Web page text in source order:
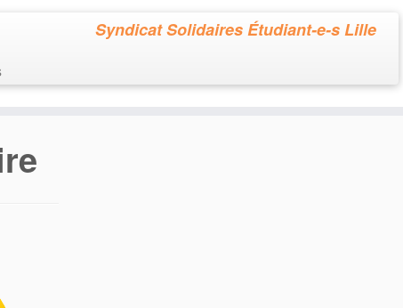
Syndicat Solidaires Étudiant-e-s Lille